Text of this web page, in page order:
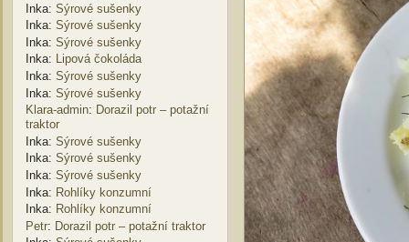
Inka: Sýrové sušenky
Inka: Sýrové sušenky
Inka: Sýrové sušenky
Inka: Lipová čokoláda
Inka: Sýrové sušenky
Inka: Sýrové sušenky
Klara-admin: Dorazil potr – potažní
traktor
Inka: Sýrové sušenky
Inka: Sýrové sušenky
Inka: Sýrové sušenky
Inka: Rohlíky konzumní
Inka: Rohlíky konzumní
Petr: Dorazil potr – potažní traktor